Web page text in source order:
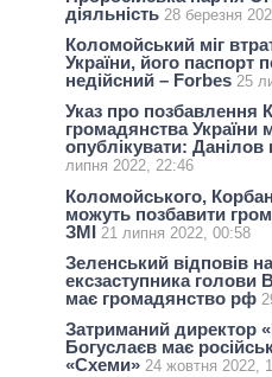
діяльність 28 березня
Коломойський міг
України, його паспорт
недійсний – Forbes 25
Указ про позбавлення
громадянства України
опублікувати:
липня 2022, 22:46
Коломойського,
можуть позбавити
ЗМІ 21 липня 2022, 00:58
Зеленський відповів
ексзаступника голови
має громадянство рф
Затриманий директор
Богуслаєв має
«Схеми» 24 жовтня 2022,